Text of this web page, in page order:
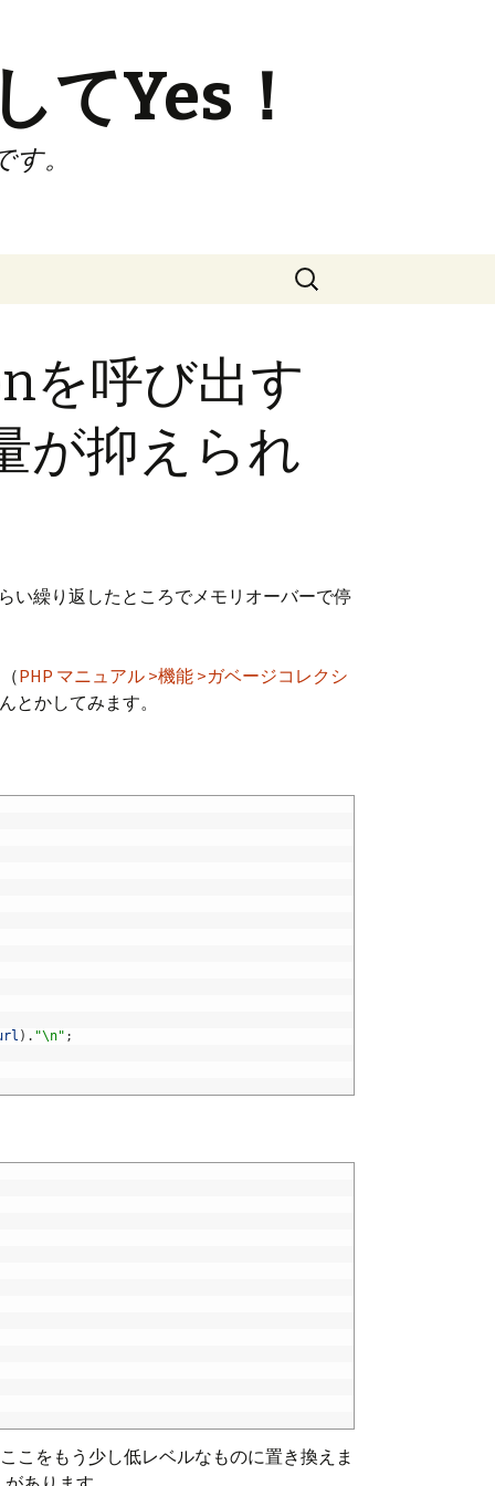
てYes！
。
検
索:
を呼び出す
が抑えられ
い繰り返したところでメモリオーバーで停
PHP マニュアル >機能 >ガベージコレクシ
とかしてみます。
) . "\n" ;
こをもう少し低レベルなものに置き換えま